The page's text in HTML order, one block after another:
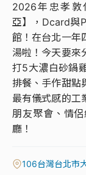
2026年忠孝敦
亞】，Dcard與
館！在台北一年
湯啦！今天要來
打5大濃白砂鍋
排餐、手作甜點
最有儀式感的工
朋友聚會、情
廳！
106台灣台北市